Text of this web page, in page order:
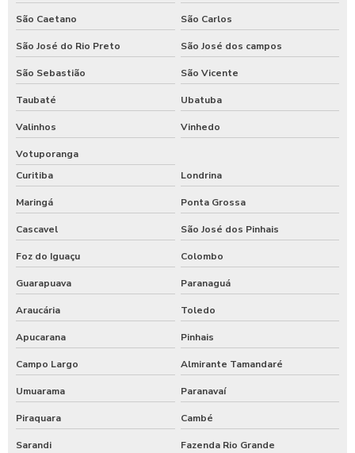
São Caetano São Carlos
São José do Rio Preto São José dos campos
São Sebastião São Vicente
Taubaté Ubatuba
Valinhos Vinhedo
Votuporanga
Curitiba
Londrina
Maringá Ponta Grossa
Cascavel São José dos Pinhais
Foz do Iguaçu Colombo
Guarapuava Paranaguá
Araucária Toledo
Apucarana Pinhais
Campo Largo Almirante Tamandaré
Umuarama Paranavaí
Piraquara Cambé
Sarandi Fazenda Rio Grande